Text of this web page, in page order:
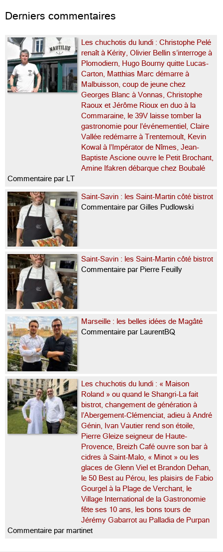
Derniers commentaires
Les chuchotis du lundi : Christophe Pelé
renaît à Kérity, Olivier Bellin s’interroge à
Plomodiern, Hugo Bourny quitte Lucas-
Carton, Matthias Marc démarre à
Malbuisson, coup de jeune chez
Georges Blanc à Vonnas, Christophe
Raoux et Jérôme Rioux en duo à la
Commaraine, le 39V laisse tomber la
gastronomie pour l’événementiel, Claire
Vallée redémarre à Trentemoult, Kevin
Kowal à l’Impérator de Nîmes, Jean-
Baptiste Ascione ouvre le Petit Brochant,
Amine Ifakren débarque chez Boubalé
Commentaire par LT
Saint-Savin : les Saint-Martin côté bistrot
Commentaire par Gilles Pudlowski
Saint-Savin : les Saint-Martin côté bistrot
Commentaire par Pierre Feuilly
Marseille : les belles idées de Magâté
Commentaire par LaurentBQ
Les chuchotis du lundi : « Maison
Roland » ou quand le Shangri-La fait
bistrot, changement de génération à
l’Abergement-Clémenciat, adieu à André
Génin, Ivan Vautier rend son étoile,
Pierre Gleize seigneur de Haute-
Provence, Breizh Café ouvre son bar à
cidres à Saint-Malo, « Minot » ou les
glaces de Glenn Viel et Brandon Dehan,
le 50 Best au Pérou, les plaisirs de Fabio
Gourgel à la Plage de Verchant, le
Village International de la Gastronomie
fête ses 10 ans, les bons tours de
Jérémy Gabarrot au Palladia de Purpan
Commentaire par martinet